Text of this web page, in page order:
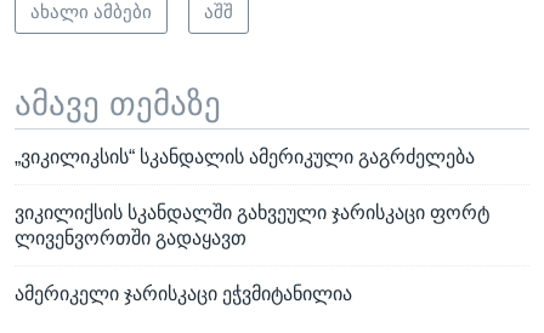
ახალი ამბები აშშ
ამავე თემაზე
„ვიკილიკსის“ სკანდალის ამერიკული გაგრძელება
ვიკილიქსის სკანდალში გახვეული ჯარისკაცი ფორტ
ლივენვორთში გადაყავთ
ამერიკელი ჯარისკაცი ეჭვმიტანილია